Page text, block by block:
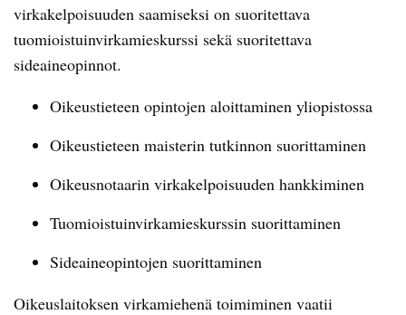
virkakelpoisuuden saamiseksi on suoritettava
tuomioistuinvirkamieskurssi sekä suoritettava
sideaineopinnot.
Oikeustieteen opintojen aloittaminen yliopistossa
Oikeustieteen maisterin tutkinnon suorittaminen
Oikeusnotaarin virkakelpoisuuden hankkiminen
Tuomioistuinvirkamieskurssin suorittaminen
Sideaineopintojen suorittaminen
Oikeuslaitoksen virkamiehenä toimiminen vaatii